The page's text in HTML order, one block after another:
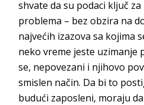
shvate da su podaci ključ
problema – bez obzira na
najvećih izazova sa kojima
neko vreme jeste uzimanje
se, nepovezani i njihovo
smislen način. Da bi to
budući zaposleni, moraju